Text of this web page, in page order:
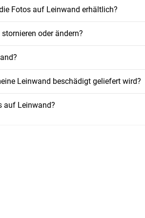
Fotos auf Leinwand erhältlich?
oder ändern?
Leinwand beschädigt geliefert wird?
auf Leinwand?